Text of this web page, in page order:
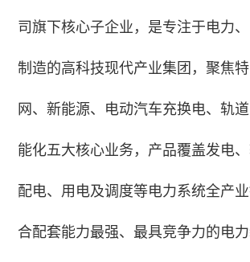
司旗下核心子企业，是专注于电力
制造的高科技现代产业集团，聚焦
网、新能源、电动汽车充换电、轨
能化五大核心业务，产品覆盖发电、
配电、用电及调度等电力系统全产
合配套能力最强、最具竞争力的电